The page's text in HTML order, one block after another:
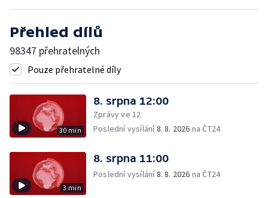
Přehled dílů
98347 přehratelných
Pouze přehratelné díly
30 min
8. srpna 12:00
Zprávy ve 12
Poslední vysílání8. 8. 2026 na ČT24
3 min
8. srpna 11:00
Poslední vysílání8. 8. 2026 na ČT24